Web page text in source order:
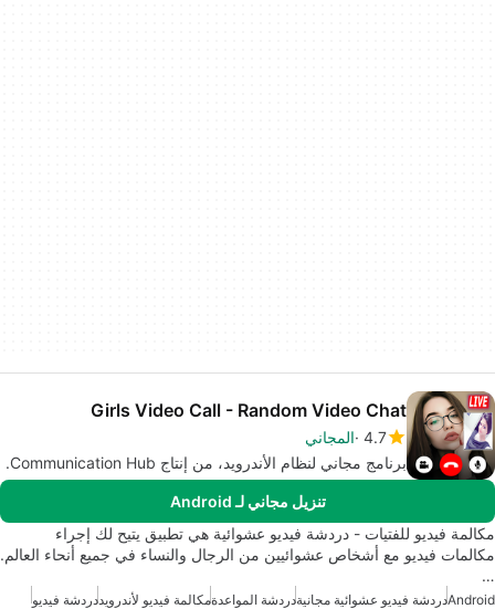
Girls Video Call - Random Video Chat
4.7 المجاني
برنامج مجاني لنظام الأندرويد، من إنتاج Communication Hub.
تنزيل مجاني لـ Android
مكالمة فيديو للفتيات - دردشة فيديو عشوائية هي تطبيق يتيح لك إجراء
مكالمات فيديو مع أشخاص عشوائيين من الرجال والنساء في جميع أنحاء العالم.
…
Androidدردشة فيديو عشوائية مجانيةدردشة المواعدةمكالمة فيديو لأندرويددردشة فيديو